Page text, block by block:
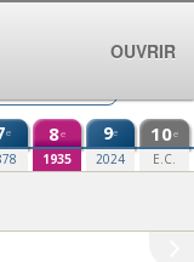
e 8e
1935
9e
2024
10e
E.C.
OUVRIR